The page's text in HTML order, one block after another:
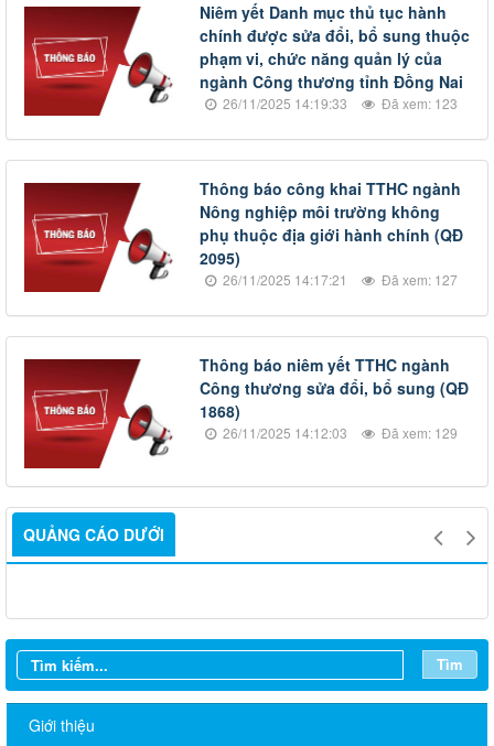
Niêm yết Danh mục thủ tục hành
chính được sửa đổi, bổ sung thuộc
phạm vi, chức năng quản lý của
ngành Công thương tỉnh Đồng Nai
26/11/2025 14:19:33 Đã xem: 123
Thông báo công khai TTHC ngành
Nông nghiệp môi trường không
phụ thuộc địa giới hành chính (QĐ
2095)
26/11/2025 14:17:21 Đã xem: 127
Thông báo niêm yết TTHC ngành
Công thương sửa đổi, bổ sung (QĐ
1868)
26/11/2025 14:12:03 Đã xem: 129
QUẢNG CÁO DƯỚI
Tìm
Giới thiệu